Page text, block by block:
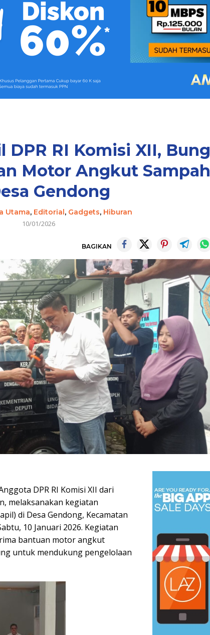
DPR RI Komisi XII, Bung
Motor Angkut Sampah
Gendong
Utama, Editorial, Gadgets, Hiburan
10/01/2026
BAGIKAN
DPR RI Komisi XII dari
melaksanakan kegiatan
di Desa Gendong, Kecamatan
10 Januari 2026. Kegiatan
bantuan motor angkut
untuk mendukung pengelolaan